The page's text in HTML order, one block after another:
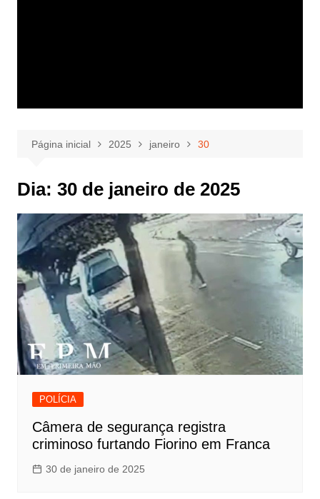
Página inicial 2025 janeiro 30
Dia: 30 de janeiro de 2025
POLÍCIA
Câmera de segurança registra
criminoso furtando Fiorino em Franca
30 de janeiro de 2025